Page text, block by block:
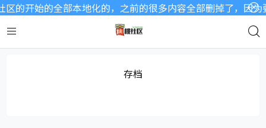
的开始的全部本地化的，之前的很多内容全部删掉了，因
存档